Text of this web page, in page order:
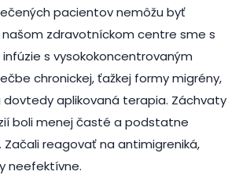
pacientov nemôžu byť
zdravotníckom centre sme s
s vysokokoncentrovaným
chronickej, ťažkej formy migrény,
dovtedy aplikovaná terapia. Záchvaty
boli menej časté a podstatne
reagovať na antimigreniká,
neefektívne.